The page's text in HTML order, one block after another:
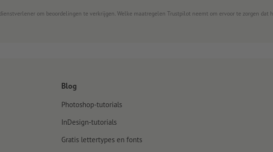
om beoordelingen te verkrijgen. Welke maatregelen Trustpilot neemt om ervoor te zorgen dat
Blog
Photoshop-tutorials
InDesign-tutorials
Gratis lettertypes en fonts